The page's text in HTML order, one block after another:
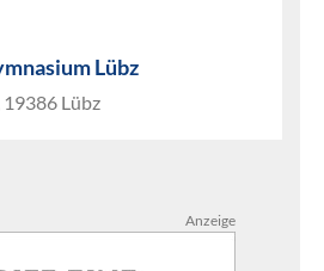
Lübz
19386 Lübz
Anzeige